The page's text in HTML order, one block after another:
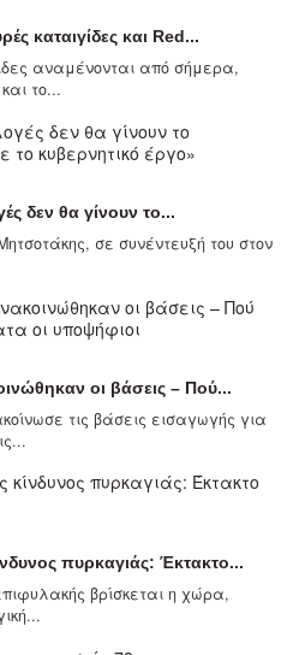
καταιγίδες και Red...
αναμένονται από σήμερα,
το...
δεν θα γίνουν το...
σε συνέντευξή του στον
οι βάσεις – Πού...
τις βάσεις εισαγωγής για
πυρκαγιάς: Έκτακτο...
βρίσκεται η χώρα,